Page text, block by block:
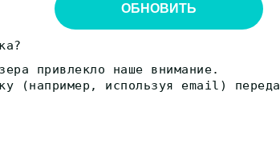
ОБНОВИТЬ
привлекло наше внимание.
(например, используя email)